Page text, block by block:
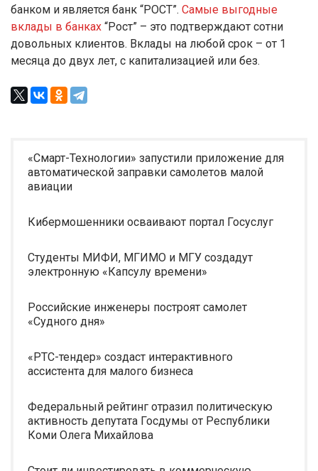
банком и является банк “РОСТ”. Самые выгодные
вклады в банках “Рост” – это подтверждают сотни
довольных клиентов. Вклады на любой срок – от 1
месяца до двух лет, с капитализацией или без.
«Смарт-Технологии» запустили приложение для
автоматической заправки самолетов малой
авиации
Кибермошенники осваивают портал Госуслуг
Студенты МИФИ, МГИМО и МГУ создадут
электронную «Капсулу времени»
Российские инженеры построят самолет
«Судного дня»
«РТС-тендер» создаст интерактивного
ассистента для малого бизнеса
Федеральный рейтинг отразил политическую
активность депутата Госдумы от Республики
Коми Олега Михайлова